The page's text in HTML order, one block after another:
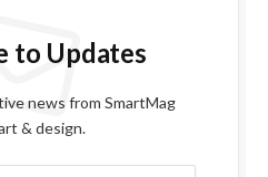
to Updates
news from SmartMag
& design.